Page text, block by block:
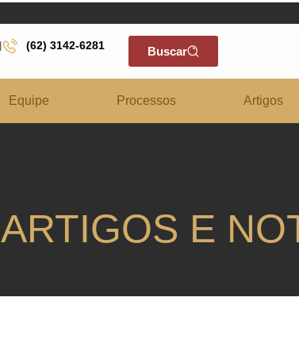
(62) 3142-6281 Buscar
Equipe Processos Artigos
ARTIGOS E